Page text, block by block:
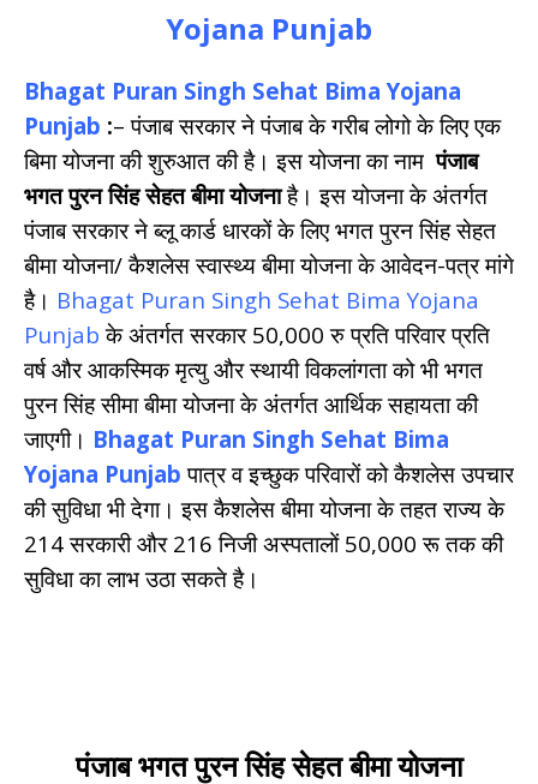
Yojana Punjab
Bhagat Puran Singh Sehat Bima Yojana
Punjab :– पंजाब सरकार ने पंजाब के गरीब लोगो के लिए एक
बिमा योजना की शुरुआत की है। इस योजना का नामपंजाब
भगत पुरन सिंह सेहत बीमा योजनाहै। इस योजना के अंतर्गत
पंजाब सरकार ने ब्लू कार्ड धारकों के लिए भगत पुरन सिंह सेहत
बीमा योजना/ कैशलेस स्वास्थ्य बीमा योजना के आवेदन-पत्र मांगे
है। Bhagat Puran Singh Sehat Bima Yojana
Punjab के अंतर्गत सरकार 50,000 रु प्रति परिवार प्रति
वर्ष और आकस्मिक मृत्यु और स्थायी विकलांगता को भी भगत
पुरन सिंह सीमा बीमा योजना के अंतर्गत आर्थिक सहायता की
जाएगी। Bhagat Puran Singh Sehat Bima
Yojana Punjab पात्र व इच्छुक परिवारों को कैशलेस उपचार
की सुविधा भी देगा। इस कैशलेस बीमा योजना के तहत राज्य के
214 सरकारी और 216 निजी अस्पतालों 50,000 रू तक की
सुविधा का लाभ उठा सकते है।
पंजाब भगत पुरन सिंह सेहत बीमा योजना